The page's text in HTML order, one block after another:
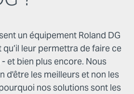
un équipement Roland DG
qu’il leur permettra de faire ce
et bien plus encore. Nous
d'être les meilleurs et non les
nos solutions sont les